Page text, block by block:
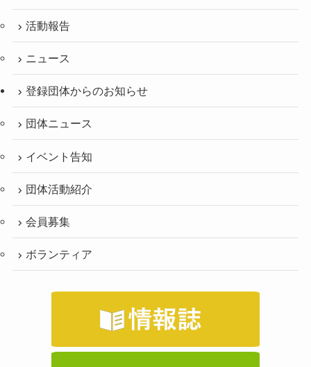
活動報告
ニュース
登録団体からのお知らせ
団体ニュース
イベント告知
団体活動紹介
会員募集
ボランティア